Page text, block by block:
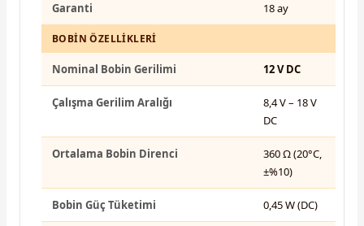
Garanti 18 ay
BOBIN ÖZELLIKLERI
Nominal Bobin Gerilimi 12 V DC
Çalışma Gerilim Aralığı
8,4 V – 18 V
DC
Ortalama Bobin Direnci
360 Ω (20°C,
±%10)
Bobin Güç Tüketimi 0,45 W (DC)